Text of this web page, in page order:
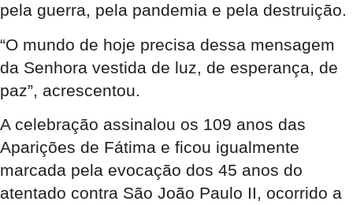
pela guerra, pela pandemia e pela destruição.
“O mundo de hoje precisa dessa mensagem
da Senhora vestida de luz, de esperança, de
paz”, acrescentou.
A celebração assinalou os 109 anos das
Aparições de Fátima e ficou igualmente
marcada pela evocação dos 45 anos do
atentado contra São João Paulo II, ocorrido a